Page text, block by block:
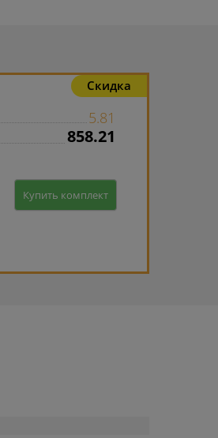
Скидка
5.81
858.21
Купить комплект